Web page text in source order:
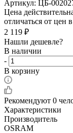
Артикул: ЦБ-
Цена
отличаться от цен
2 119 ₽
Нашли дешевле?
В наличии
-
В корзину
Рекомендуют 0
Характеристики
Производитель
OSRAM